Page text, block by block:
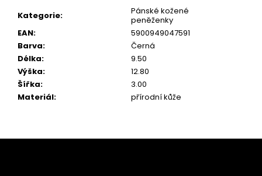
Kategorie:
Pánské kožené
peněženky
EAN:
5900949047591
Barva:
Černá
Délka:
9.50
Výška:
12.80
Šířka:
3.00
Materiál: přírodní kůže
Z